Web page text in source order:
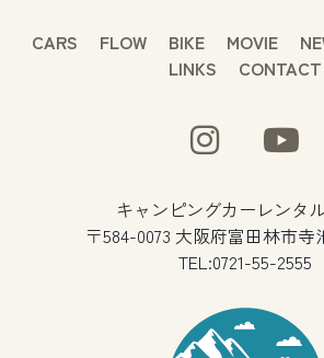
CARS FLOW BIKE MOVIE
LINKS
CONTACT
キャンピングカーレンタ
〒584-0073 大阪府富田林市寺
TEL:0721-55-2555